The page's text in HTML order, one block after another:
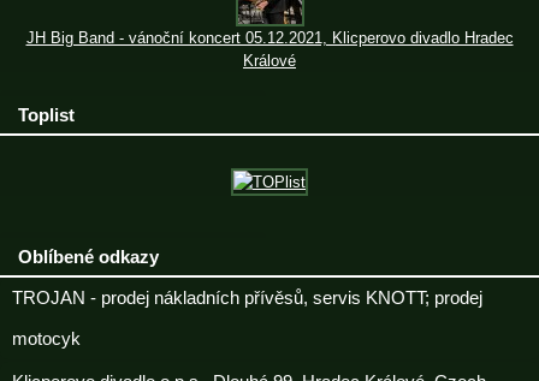
JH Big Band - vánoční koncert 05.12.2021, Klicperovo divadlo Hradec
Králové
Toplist
Oblíbené odkazy
TROJAN - prodej nákladních přívěsů, servis KNOTT; prodej
motocyk